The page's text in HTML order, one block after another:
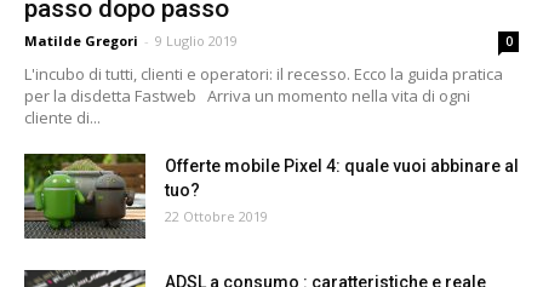
passo dopo passo
Matilde Gregori - 9 Luglio 2019 0
L'incubo di tutti, clienti e operatori: il recesso. Ecco la guida pratica
per la disdetta Fastweb Arriva un momento nella vita di ogni
cliente di...
Offerte mobile Pixel 4: quale vuoi abbinare al
tuo?
22 Ottobre 2019
ADSL a consumo : caratteristiche e reale